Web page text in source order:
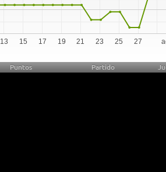
13 15 17 19 21 23 25 27
Puntos Partido